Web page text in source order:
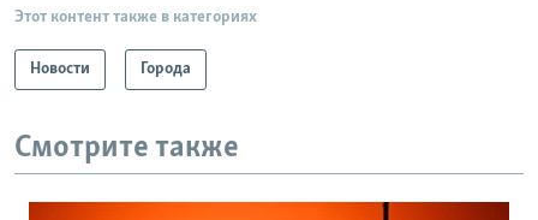
Этот контент также в категориях
Новости Города
Смотрите также